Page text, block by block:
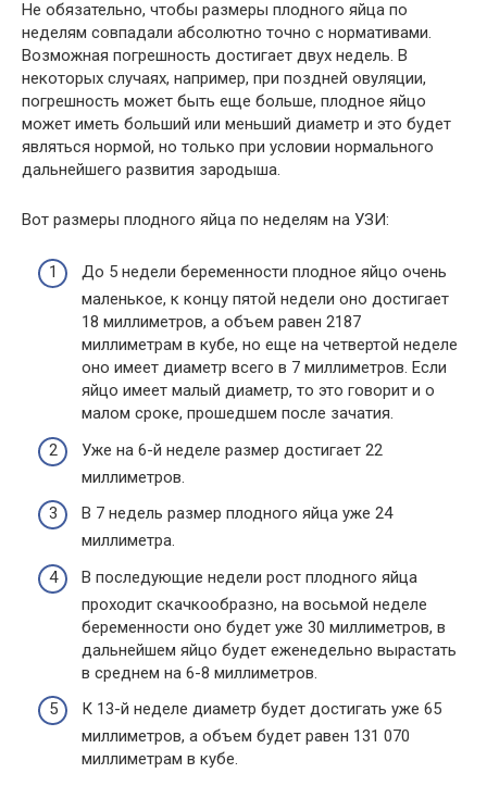
Не обязательно, чтобы размеры плодного яйца по
неделям совпадали абсолютно точно с нормативами.
Возможная погрешность достигает двух недель. В
некоторых случаях, например, при поздней овуляции,
погрешность может быть еще больше, плодное яйцо
может иметь больший или меньший диаметр и это будет
являться нормой, но только при условии нормального
дальнейшего развития зародыша.
Вот размеры плодного яйца по неделям на УЗИ:
До 5 недели беременности плодное яйцо очень
маленькое, к концу пятой недели оно достигает
18 миллиметров, а объем равен 2187
миллиметрам в кубе, но еще на четвертой неделе
оно имеет диаметр всего в 7 миллиметров. Если
яйцо имеет малый диаметр, то это говорит и о
малом сроке, прошедшем после зачатия.
Уже на 6-й неделе размер достигает 22
миллиметров.
В 7 недель размер плодного яйца уже 24
миллиметра.
В последующие недели рост плодного яйца
проходит скачкообразно, на восьмой неделе
беременности оно будет уже 30 миллиметров, в
дальнейшем яйцо будет еженедельно вырастать
в среднем на 6-8 миллиметров.
К 13-й неделе диаметр будет достигать уже 65
миллиметров, а объем будет равен 131 070
миллиметрам в кубе.